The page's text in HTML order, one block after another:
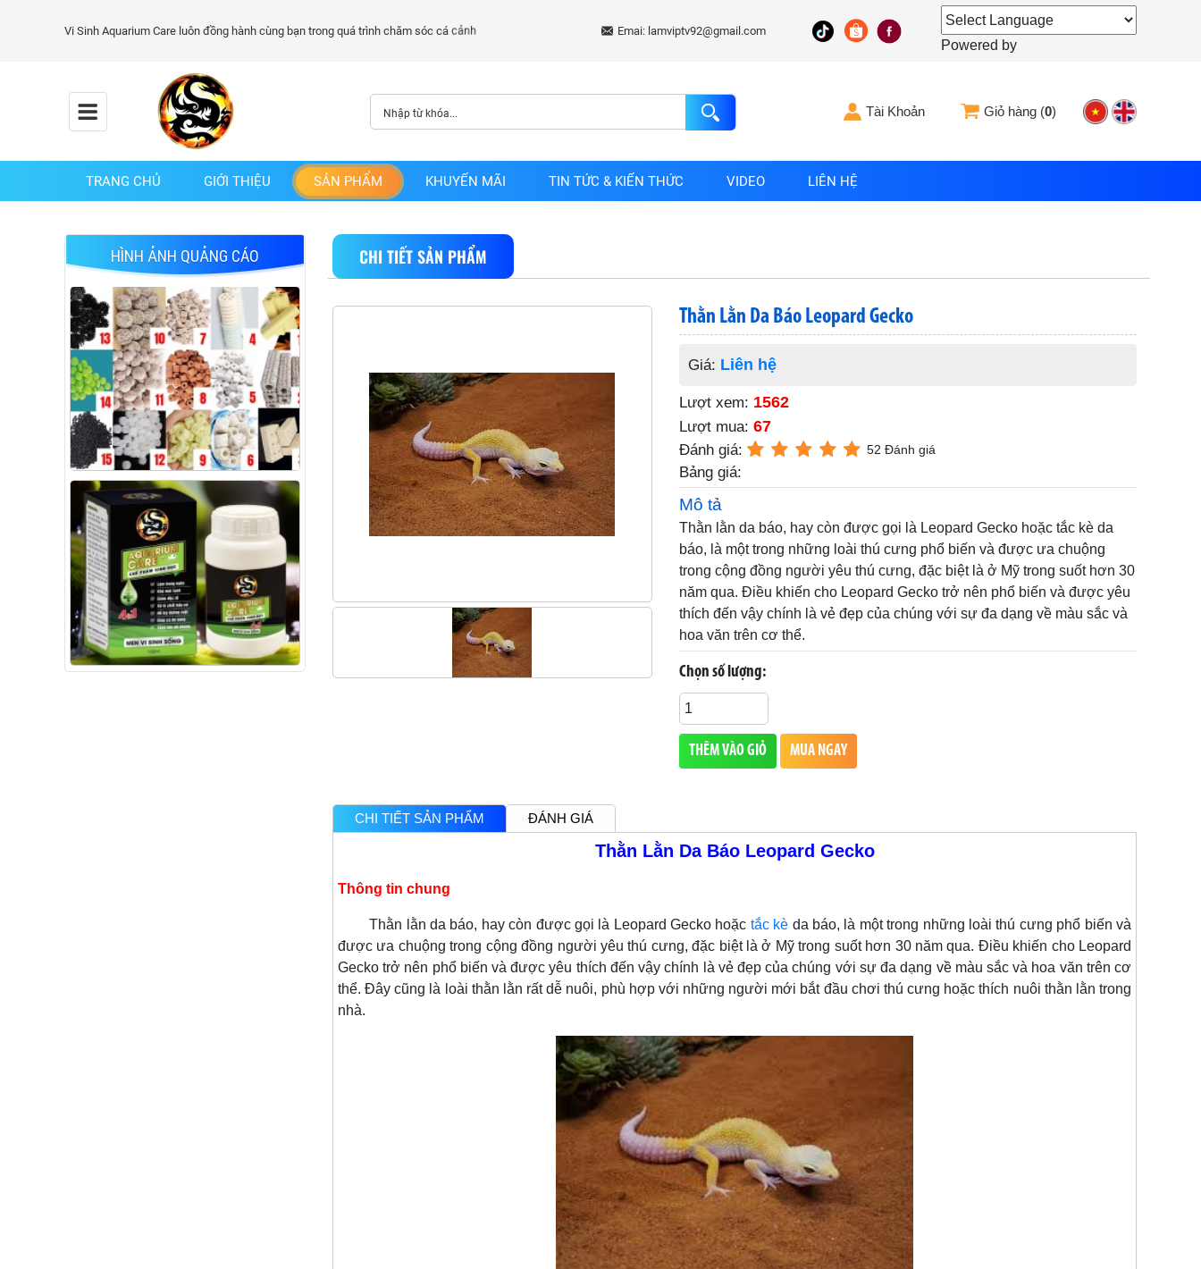
Emai: lamviptv92@gmail.com
Powered by
Tài Khoản Giỏ hàng (0)
TRANG CHỦ GIỚI THIỆU SẢN PHẨM KHUYẾN MÃI TIN TỨC & KIẾN THỨC VIDEO LIÊN HỆ
HÌNH ẢNH QUẢNG CÁO CHI TIẾT SẢN PHẨM
Thằn Lằn Da Báo Leopard Gecko
Giá: Liên hệ
Lượt xem: 1562
Lượt mua: 67
Đánh giá: 52 Đánh giá
Bảng giá:
Mô tả
Thằn lằn da báo, hay còn được gọi là Leopard Gecko hoặc tắc kè da
báo, là một trong những loài thú cưng phổ biến và được ưa chuộng
trong cộng đồng người yêu thú cưng, đặc biệt là ở Mỹ trong suốt hơn 30
năm qua. Điều khiến cho Leopard Gecko trở nên phổ biến và được yêu
thích đến vậy chính là vẻ đẹp của chúng với sự đa dạng về màu sắc và
hoa văn trên cơ thể.
Chọn số lượng:
THÊM VÀO GIỎ MUA NGAY
CHI TIẾT SẢN PHẨM ĐÁNH GIÁ
Thằn Lằn Da Báo Leopard Gecko
Thông tin chung
Thằn lằn da báo, hay còn được gọi là Leopard Gecko hoặc tắc kè da báo, là một trong những loài thú cưng phổ biến và
được ưa chuộng trong cộng đồng người yêu thú cưng, đặc biệt là ở Mỹ trong suốt hơn 30 năm qua. Điều khiến cho Leopard
Gecko trở nên phổ biến và được yêu thích đến vậy chính là vẻ đẹp của chúng với sự đa dạng về màu sắc và hoa văn trên cơ
thể. Đây cũng là loài thằn lằn rất dễ nuôi, phù hợp với những người mới bắt đầu chơi thú cưng hoặc thích nuôi thằn lằn trong
nhà.